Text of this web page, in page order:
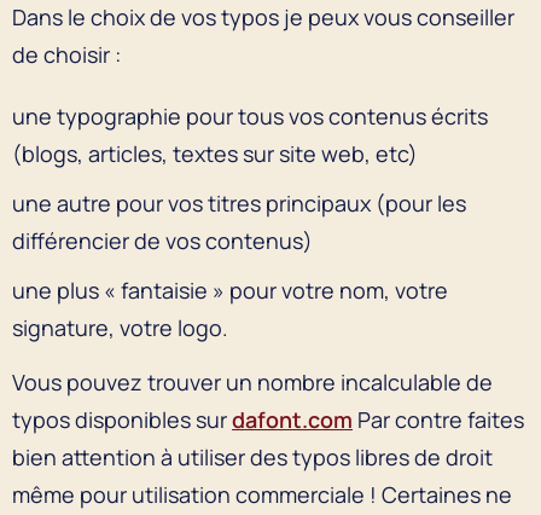
Dans le choix de vos typos je peux vous conseiller
de choisir :
une typographie pour tous vos contenus écrits
(blogs, articles, textes sur site web, etc)
une autre pour vos titres principaux (pour les
différencier de vos contenus)
une plus « fantaisie » pour votre nom, votre
signature, votre logo.
Vous pouvez trouver un nombre incalculable de
typos disponibles surdafont.com Par contre faites
bien attention à utiliser des typos libres de droit
même pour utilisation commerciale ! Certaines ne